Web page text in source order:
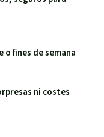
fines de semana
ni costes